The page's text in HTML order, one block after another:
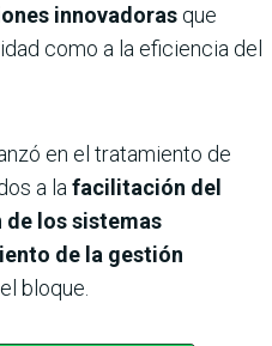
innovadoras que
como a la eficiencia del
en el tratamiento de
a la facilitación del
los sistemas
de la gestión
bloque.